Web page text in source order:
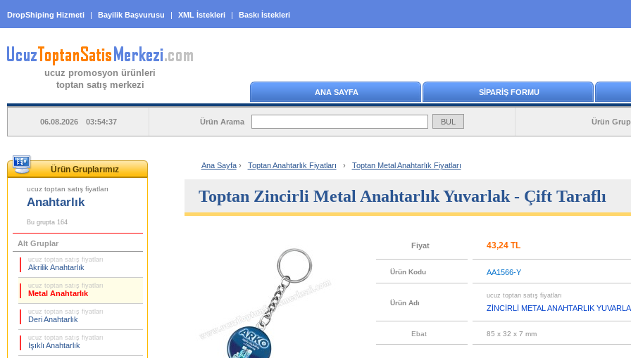
DropShiping Hizmeti | Bayilik Başvurusu | XML İstekleri | Baskı İstekleri
ucuz promosyon ürünleri
toptan satış merkezi
ANA SAYFA SİPARİŞ FORMU
06.08.2026 03:54:37 Ürün Arama Ürün
Ürün Gruplarımız
ucuz toptan satış fiyatları
Anahtarlık
Bu grupta 164
Alt Gruplar
ucuz toptan satış fiyatları
Akrilik Anahtarlık
ucuz toptan satış fiyatları
Metal Anahtarlık
ucuz toptan satış fiyatları
Deri Anahtarlık
ucuz toptan satış fiyatları
Işıklı Anahtarlık
Ana Sayfa› Toptan Anahtarlık Fiyatları › Toptan Metal Anahtarlık Fiyatları
Toptan Zincirli Metal Anahtarlık Yuvarlak - Çift Taraflı
Fiyat 43,24 TL
Ürün Kodu AA1566-Y
Ürün Adı
ucuz toptan satış fiyatları
ZİNCİRLİ METAL ANAHTARLIK
Ebat 85 x 32 x 7 mm